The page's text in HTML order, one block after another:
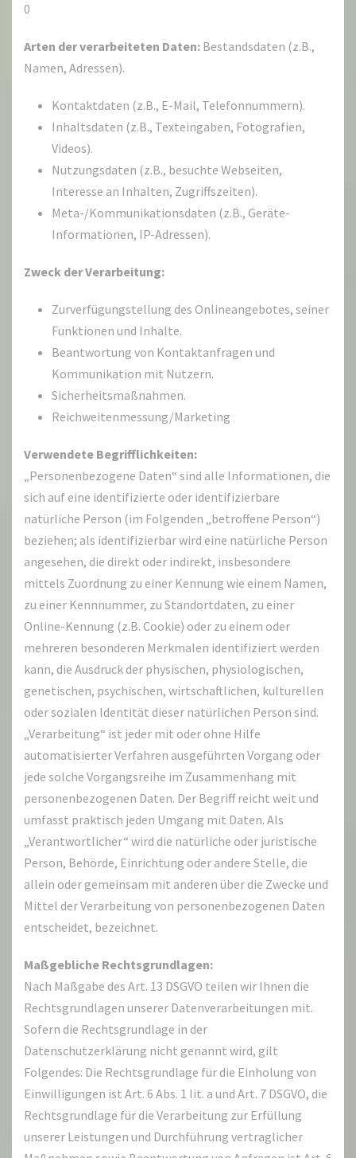
0
Arten der verarbeiteten Daten: Bestandsdaten (z.B.,
Namen, Adressen).
Kontaktdaten (z.B., E-Mail, Telefonnummern).
Inhaltsdaten (z.B., Texteingaben, Fotografien,
Videos).
Nutzungsdaten (z.B., besuchte Webseiten,
Interesse an Inhalten, Zugriffszeiten).
Meta-/Kommunikationsdaten (z.B., Geräte-
Informationen, IP-Adressen).
Zweck der Verarbeitung:
Zurverfügungstellung des Onlineangebotes, seiner
Funktionen und Inhalte.
Beantwortung von Kontaktanfragen und
Kommunikation mit Nutzern.
Sicherheitsmaßnahmen.
Reichweitenmessung/Marketing
Verwendete Begrifflichkeiten:
„Personenbezogene Daten“ sind alle Informationen, die
sich auf eine identifizierte oder identifizierbare
natürliche Person (im Folgenden „betroffene Person“)
beziehen; als identifizierbar wird eine natürliche Person
angesehen, die direkt oder indirekt, insbesondere
mittels Zuordnung zu einer Kennung wie einem Namen,
zu einer Kennnummer, zu Standortdaten, zu einer
Online-Kennung (z.B. Cookie) oder zu einem oder
mehreren besonderen Merkmalen identifiziert werden
kann, die Ausdruck der physischen, physiologischen,
genetischen, psychischen, wirtschaftlichen, kulturellen
oder sozialen Identität dieser natürlichen Person sind.
„Verarbeitung“ ist jeder mit oder ohne Hilfe
automatisierter Verfahren ausgeführten Vorgang oder
jede solche Vorgangsreihe im Zusammenhang mit
personenbezogenen Daten. Der Begriff reicht weit und
umfasst praktisch jeden Umgang mit Daten. Als
„Verantwortlicher“ wird die natürliche oder juristische
Person, Behörde, Einrichtung oder andere Stelle, die
allein oder gemeinsam mit anderen über die Zwecke und
Mittel der Verarbeitung von personenbezogenen Daten
entscheidet, bezeichnet.
Maßgebliche Rechtsgrundlagen:
Nach Maßgabe des Art. 13 DSGVO teilen wir Ihnen die
Rechtsgrundlagen unserer Datenverarbeitungen mit.
Sofern die Rechtsgrundlage in der
Datenschutzerklärung nicht genannt wird, gilt
Folgendes: Die Rechtsgrundlage für die Einholung von
Einwilligungen ist Art. 6 Abs. 1 lit. a und Art. 7 DSGVO, die
Rechtsgrundlage für die Verarbeitung zur Erfüllung
unserer Leistungen und Durchführung vertraglicher